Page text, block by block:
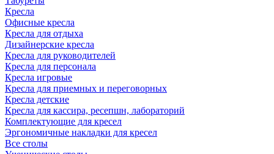
Кресла
Офисные кресла
Кресла для отдыха
Дизайнерские кресла
Кресла для руководителей
Кресла для персонала
Кресла игровые
Кресла для приемных и переговорных
Кресла детские
Кресла для кассира, ресепшн, лабораторий
Комплектующие для кресел
Эргономичные накладки для кресел
Все столы